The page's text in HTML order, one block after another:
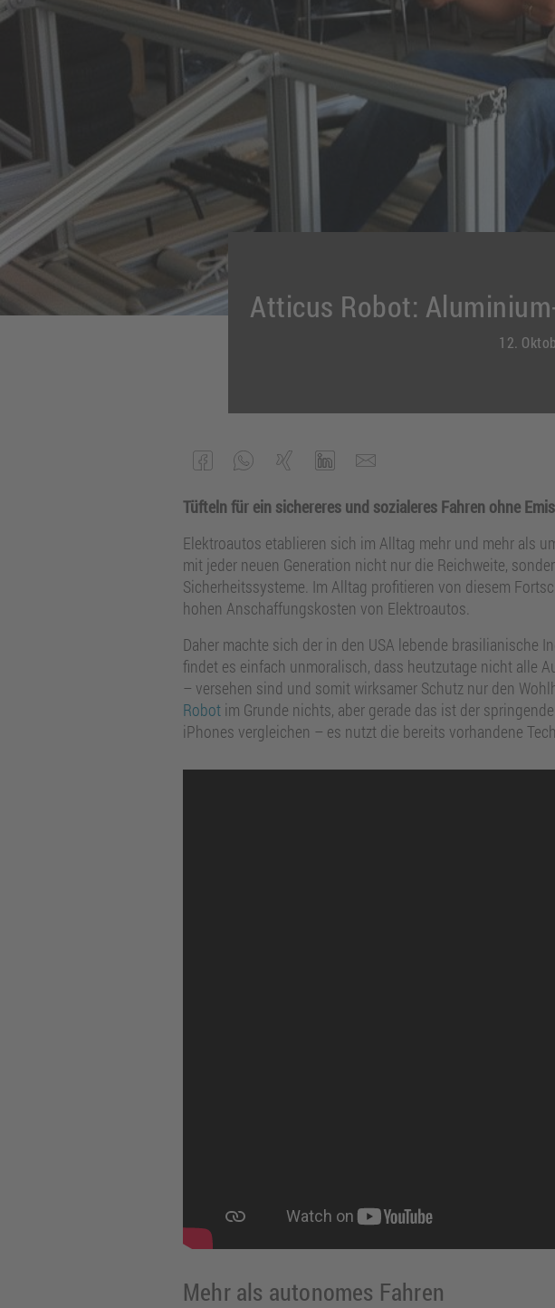
Atticus Robot:
12.
Tüfteln für ein sichereres und sozialeres Fahren ohne
Elektroautos etablieren sich im Alltag mehr und mehr als
mit jeder neuen Generation nicht nur die Reichweite,
Sicherheitssysteme. Im Alltag profitieren von diesem
hohen Anschaffungskosten von Elektroautos.
Daher machte sich der in den USA lebende brasilianische
findet es einfach unmoralisch, dass heutzutage nicht alle
– versehen sind und somit wirksamer Schutz nur den
Robot im Grunde nichts, aber gerade das ist der
iPhones vergleichen – es nutzt die bereits vorhandene
Mehr als autonomes Fahren